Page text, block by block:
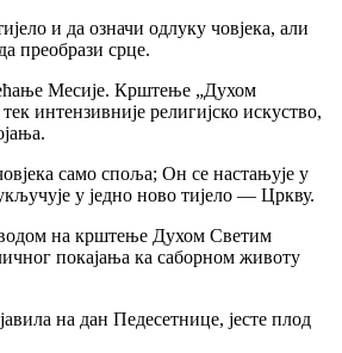
и да означи одлуку човјека, али
преобрази срце.
Месије. Крштење „Духом
интензивније религијско искуство,
само споља; Он се настањује у
у једно ново тијело — Цркву.
на крштење Духом Светим
покајања ка саборном животу
на дан Педесетнице, јесте плод